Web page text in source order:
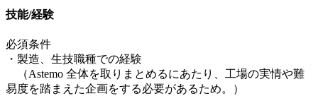
技能/経験
必須条件
・製造、生技職種での経験
（Astemo 全体を取りまとめるにあたり、工場の実情や難
易度を踏まえた企画をする必要があるため。）